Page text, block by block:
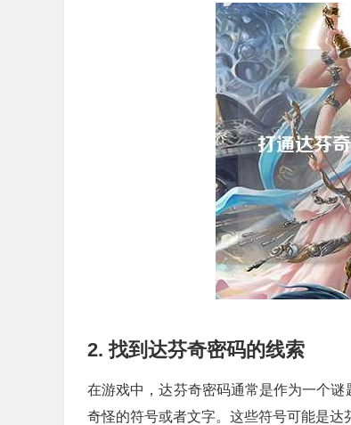
2. 找到达芬奇密码的线索
在游戏中，达芬奇密码通常是作为一个
奇怪的符号或者文字。这些符号可能是达